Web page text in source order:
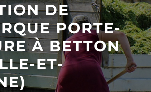
DE
PORTE-
À BETTON
ET-